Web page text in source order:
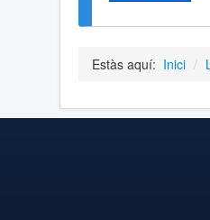
Estàs aquí: Inici /